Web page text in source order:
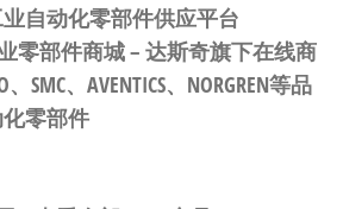
自动化零部件供应平台
零部件商城– 达斯奇旗下在线商
SMC、AVENTICS、NORGREN等品
零部件